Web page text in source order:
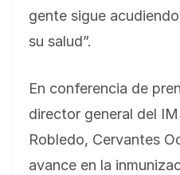
gente sigue
su salud”.
En conferencia de
director general del
Robledo, Cervantes
avance en la